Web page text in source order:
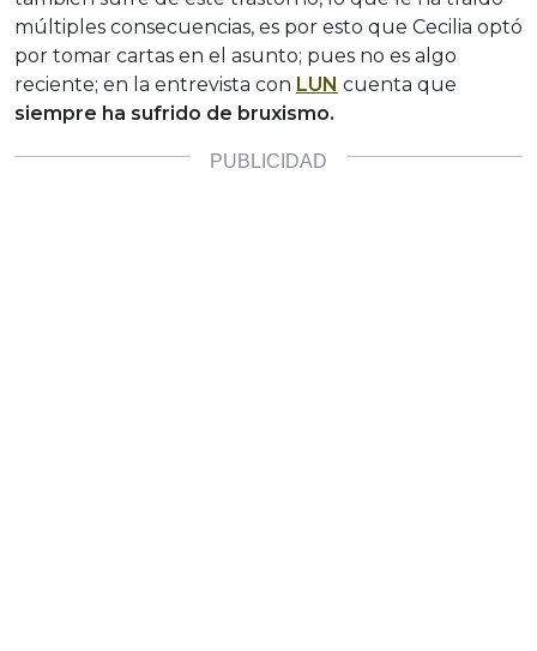
múltiples consecuencias, es por esto que Cecilia optó
por tomar cartas en el asunto; pues no es algo
reciente; en la entrevista con LUN cuenta que
siempre ha sufrido de bruxismo.